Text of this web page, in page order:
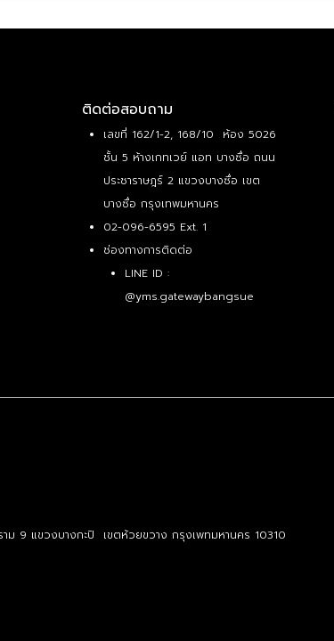
ติดต่อสอบถาม
เลขที่ 162/1-2, 168/10 ห้อง 5026
ชั้น 5 ห้างเกทเวย์ แอท บางซื่อ ถนน
ประชาราษฎร์ 2 แขวงบางซื่อ เขต
บางซื่อ กรุงเทพมหานคร
02-096-6595 Ext. 1
ช่องทางการติดต่อ
LINE ID :
@yms.gatewaybangsue
ม 9 แขวงบางกะปิ เขตห้วยขวาง กรุงเพทมหานคร 10310